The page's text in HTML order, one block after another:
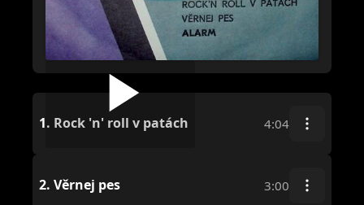
1. Rock 'n' roll v patách 4:04
2. Věrnej pes 3:00